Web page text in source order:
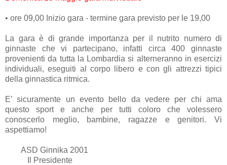
• ore 09,00 Inizio gara - termine gara previsto per le 19,00
La gara è di grande importanza per il nutrito numero di
ginnaste che vi partecipano, infatti circa 400 ginnaste
provenienti da tutta la Lombardia si alterneranno in esercizi
individuali, eseguiti al corpo libero e con gli attrezzi tipici
della ginnastica ritmica.
E’ sicuramente un evento bello da vedere per chi ama
questo sport e anche per tutti coloro che volessero
conoscerlo meglio, bambine, ragazze e genitori. Vi
aspettiamo!
ASD Ginnika 2001
Il Presidente